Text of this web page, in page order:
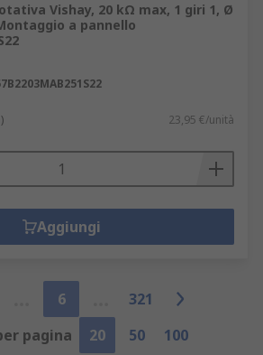
Vishay, 20 kΩ max, 1 giri 1, Ø
a pannello
23,95 €/unità
Aggiungi
6
321
pagina
20 50 100